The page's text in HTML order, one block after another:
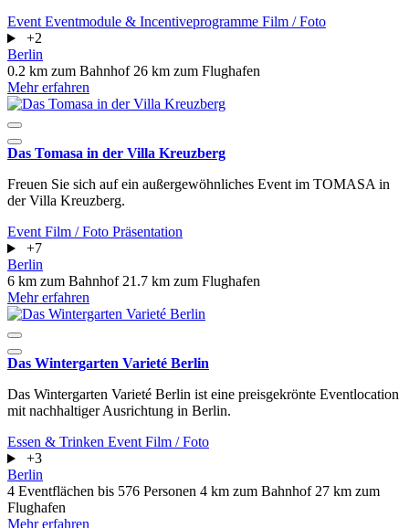
Event Eventmodule & Incentiveprogramme Film / Foto
+2
Berlin
0.2 km zum Bahnhof 26 km zum Flughafen
Mehr erfahren
Das Tomasa in der Villa Kreuzberg
Freuen Sie sich auf ein außergewöhnliches Event im TOMASA in
der Villa Kreuzberg.
Event Film / Foto Präsentation
+7
Berlin
6 km zum Bahnhof 21.7 km zum Flughafen
Mehr erfahren
Das Wintergarten Varieté Berlin
Das Wintergarten Varieté Berlin ist eine preisgekrönte Eventlocation
mit nachhaltiger Ausrichtung in Berlin.
Essen & Trinken Event Film / Foto
+3
Berlin
4 Eventflächen bis 576 Personen 4 km zum Bahnhof 27 km zum
Flughafen
Mehr erfahren